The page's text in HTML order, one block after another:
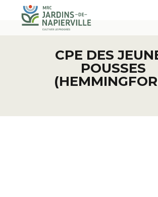
CPE DES
POUSSES